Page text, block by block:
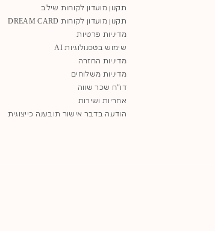
תקנון מועדון לקוחות שילב
תקנון מועדון לקוחות DREAM CARD
מדיניות פרטיות
שימוש בטכנולוגיות AI
מדיניות החזרה
מדיניות משלוחים
דו"ח שכר שווה
אחריות ושירות
הודעה בדבר אישור תובענה כייצוגית